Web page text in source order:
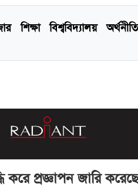
শিক্ষা বিশ্ববিদ্যালয় অর্থনীতি
করে প্রজ্ঞাপন জারি